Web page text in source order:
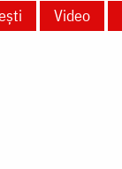
Video